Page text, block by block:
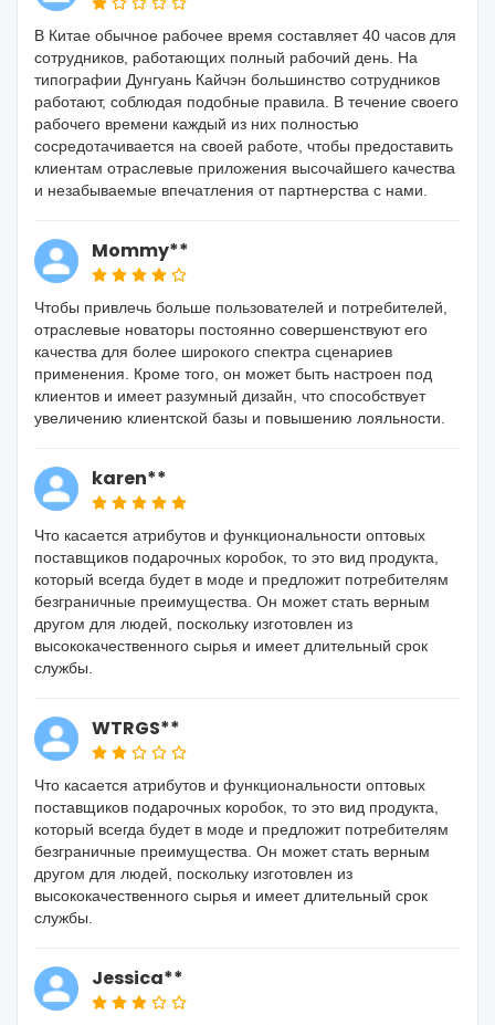
В Китае обычное рабочее время составляет 40 часов для
сотрудников, работающих полный рабочий день. На
типографии Дунгуань Кайчэн большинство сотрудников
работают, соблюдая подобные правила. В течение своего
рабочего времени каждый из них полностью
сосредотачивается на своей работе, чтобы предоставить
клиентам отраслевые приложения высочайшего качества
и незабываемые впечатления от партнерства с нами.
Mommy**
Чтобы привлечь больше пользователей и потребителей,
отраслевые новаторы постоянно совершенствуют его
качества для более широкого спектра сценариев
применения. Кроме того, он может быть настроен под
клиентов и имеет разумный дизайн, что способствует
увеличению клиентской базы и повышению лояльности.
karen**
Что касается атрибутов и функциональности оптовых
поставщиков подарочных коробок, то это вид продукта,
который всегда будет в моде и предложит потребителям
безграничные преимущества. Он может стать верным
другом для людей, поскольку изготовлен из
высококачественного сырья и имеет длительный срок
службы.
WTRGS**
Что касается атрибутов и функциональности оптовых
поставщиков подарочных коробок, то это вид продукта,
который всегда будет в моде и предложит потребителям
безграничные преимущества. Он может стать верным
другом для людей, поскольку изготовлен из
высококачественного сырья и имеет длительный срок
службы.
Jessica**